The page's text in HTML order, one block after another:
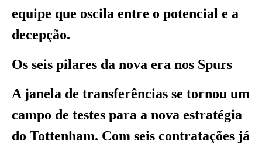
equipe que oscila entre o potencial e a
decepção.
Os seis pilares da nova era nos Spurs
A janela de transferências se tornou um
campo de testes para a nova estratégia
do Tottenham. Com seis contratações já